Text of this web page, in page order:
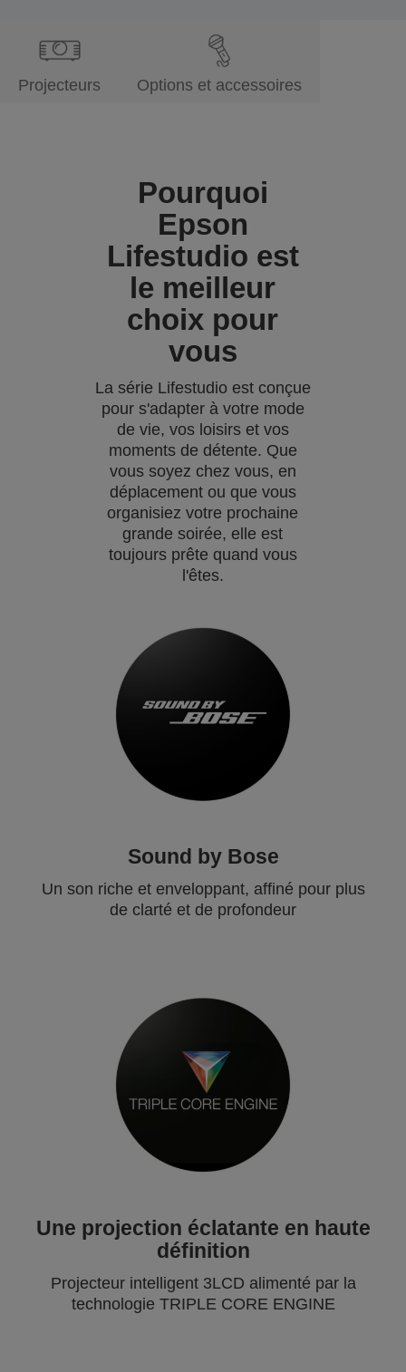
Projecteurs Options et accessoires
Pourquoi
Epson
Lifestudio est
le meilleur
choix pour
vous
La série Lifestudio est conçue
pour s'adapter à votre mode
de vie, vos loisirs et vos
moments de détente. Que
vous soyez chez vous, en
déplacement ou que vous
organisiez votre prochaine
grande soirée, elle est
toujours prête quand vous
l'êtes.
Sound by Bose
Un son riche et enveloppant, affiné pour plus
de clarté et de profondeur
Une projection éclatante en haute
définition
Projecteur intelligent 3LCD alimenté par la
technologie TRIPLE CORE ENGINE